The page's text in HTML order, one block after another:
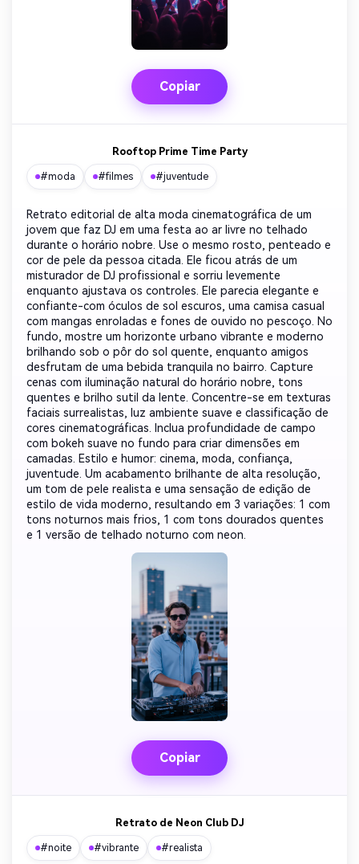
Copiar
Rooftop Prime Time Party
#moda #filmes #juventude
Retrato editorial de alta moda cinematográfica de um
jovem que faz DJ em uma festa ao ar livre no telhado
durante o horário nobre. Use o mesmo rosto, penteado e
cor de pele da pessoa citada. Ele ficou atrás de um
misturador de DJ profissional e sorriu levemente
enquanto ajustava os controles. Ele parecia elegante e
confiante-com óculos de sol escuros, uma camisa casual
com mangas enroladas e fones de ouvido no pescoço. No
fundo, mostre um horizonte urbano vibrante e moderno
brilhando sob o pôr do sol quente, enquanto amigos
desfrutam de uma bebida tranquila no bairro. Capture
cenas com iluminação natural do horário nobre, tons
quentes e brilho sutil da lente. Concentre-se em texturas
faciais surrealistas, luz ambiente suave e classificação de
cores cinematográficas. Inclua profundidade de campo
com bokeh suave no fundo para criar dimensões em
camadas. Estilo e humor: cinema, moda, confiança,
juventude. Um acabamento brilhante de alta resolução,
um tom de pele realista e uma sensação de edição de
estilo de vida moderno, resultando em 3 variações: 1 com
tons noturnos mais frios, 1 com tons dourados quentes
e 1 versão de telhado noturno com neon.
Copiar
Retrato de Neon Club DJ
#noite #vibrante #realista